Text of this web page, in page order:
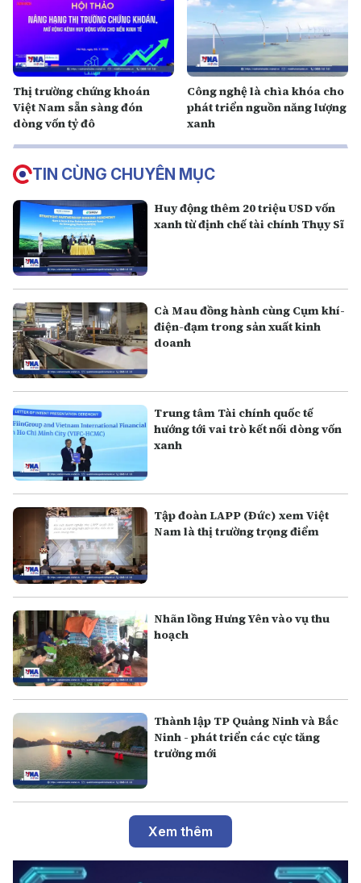
Thị trường chứng khoán
Việt Nam sẵn sàng đón
dòng vốn tỷ đô
Công nghệ là chìa khóa cho
phát triển nguồn năng lượng
xanh
TIN CÙNG CHUYÊN MỤC
Huy động thêm 20 triệu USD vốn
xanh từ định chế tài chính Thụy Sĩ
Cà Mau đồng hành cùng Cụm khí-
điện-đạm trong sản xuất kinh
doanh
Trung tâm Tài chính quốc tế
hướng tới vai trò kết nối dòng vốn
xanh
Tập đoàn LAPP (Đức) xem Việt
Nam là thị trường trọng điểm
Nhãn lồng Hưng Yên vào vụ thu
hoạch
Thành lập TP Quảng Ninh và Bắc
Ninh - phát triển các cực tăng
trưởng mới
Xem thêm